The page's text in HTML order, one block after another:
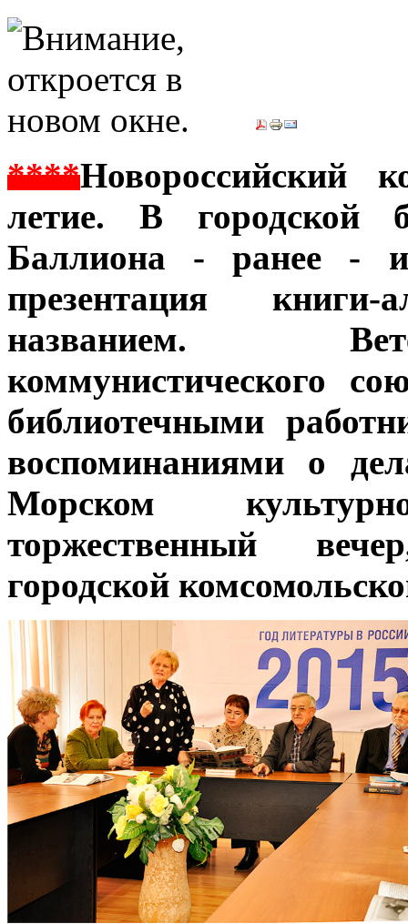
****Новороссийский
летие. В городской
Баллиона - ранее -
презентация
названием.
коммунистического
библиотечными
воспоминаниями о
Морском
торжественный
городской